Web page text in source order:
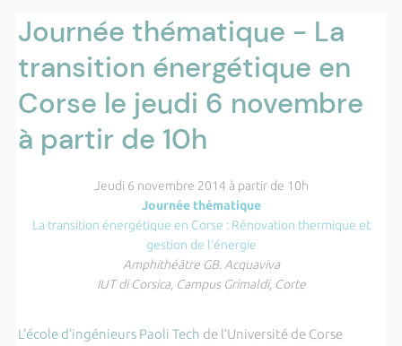
Journée thématique - La
transition énergétique en
Corse le jeudi 6 novembre
à partir de 10h
Jeudi 6 novembre 2014 à partir de 10h
Journée thématique
La transition énergétique en Corse : Rénovation thermique et
gestion de l’énergie
Amphithéâtre GB. Acquaviva
IUT di Corsica, Campus Grimaldi, Corte
L’école d’ingénieurs Paoli Tech de l’Université de Corse